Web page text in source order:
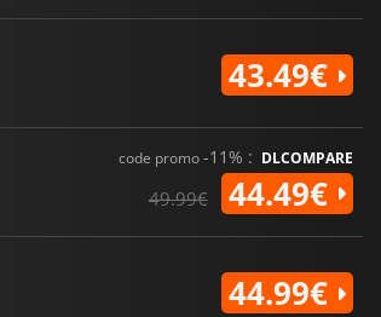
43.49€
code promo-11% : DLCOMPARE
49.99€ 44.49€
44.99€